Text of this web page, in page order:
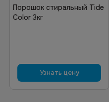
Порошок стиральный Tide
Color 3кг
Узнать цену